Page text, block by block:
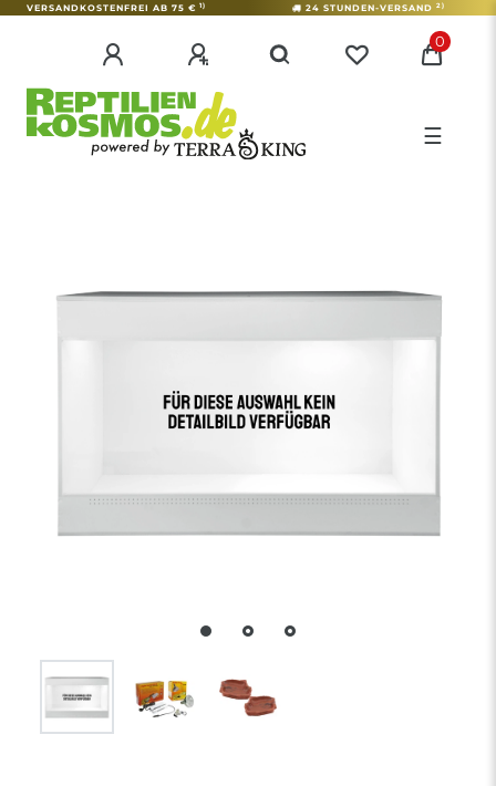
VERSANDKOSTENFREI AB 75 € 1) 24 STUNDEN-VERSAND 2)
0
☰